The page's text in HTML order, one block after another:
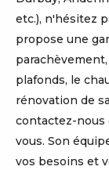
etc.), n'hésitez
propose une
plafonds, le
rénovation de
contactez-nous
vous. Son
vos besoins et